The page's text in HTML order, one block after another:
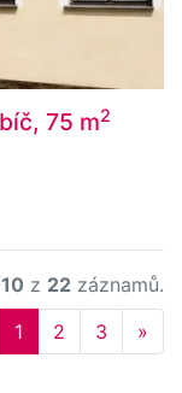
75 m2
z 22 záznamů.
1 2 3 »